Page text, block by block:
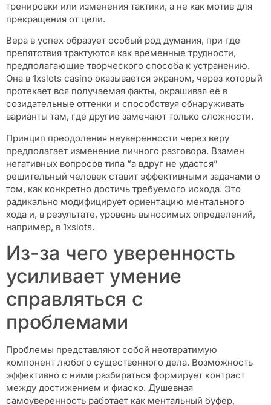
тренировки или изменения тактики, а не как мотив для
прекращения от цели.
Вера в успех образует особый род думания, при где
препятствия трактуются как временные трудности,
предполагающие творческого способа к устранению.
Она в 1xslots casino оказывается экраном, через который
протекает вся получаемая факты, окрашивая её в
созидательные оттенки и способствуя обнаруживать
варианты там, где другие замечают только сложности.
Принцип преодоления неуверенности через веру
предполагает изменение личного разговора. Взамен
негативных вопросов типа “а вдруг не удастся”
решительный человек ставит эффективными задачами о
том, как конкретно достичь требуемого исхода. Это
радикально модифицирует ориентацию ментального
хода и, в результате, уровень выносимых определений,
например, в 1xslots.
Из-за чего уверенность
усиливает умение
справляться с
проблемами
Проблемы представляют собой неотвратимую
компонент любого существенного дела. Возможность
эффективно с ними разбираться формирует контраст
между достижением и фиаско. Душевная
самоуверенность работает как ментальный буфер,